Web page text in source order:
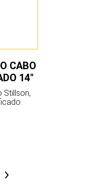
CABO
14″
Stillson,